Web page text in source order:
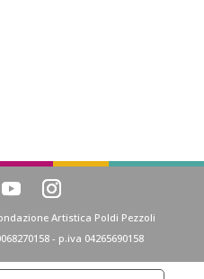
Artistica Poldi Pezzoli
- p.iva 04265690158